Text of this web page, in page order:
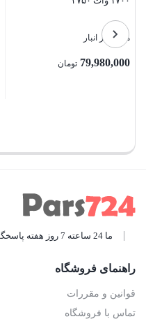
موجود در انبار
79,980,000 تومان
ما 24 ساعته 7 روز هفته پاسخگوی شما هستیم.
راهنمای فروشگاه
قوانین و مقررات
تماس با فروشگاه